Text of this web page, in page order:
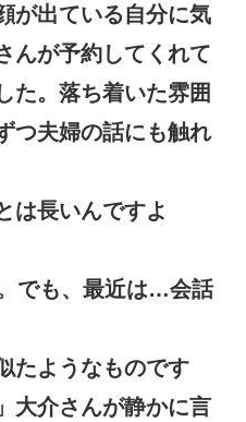
が出ている自分に気
んが予約してくれて
た。落ち着いた雰囲
つ夫婦の話にも触れ
は長いんですよ
でも、最近は…会話
たようなものです
大介さんが静かに言